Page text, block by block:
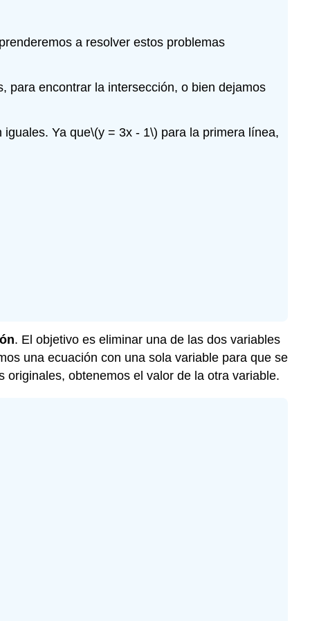
a resolver estos problemas
encontrar la intersección, o bien dejamos
iguales. Ya que\(y = 3x - 1\) para la primera línea,
. El objetivo es eliminar una de las dos variables
una ecuación con una sola variable para que se
obtenemos el valor de la otra variable.